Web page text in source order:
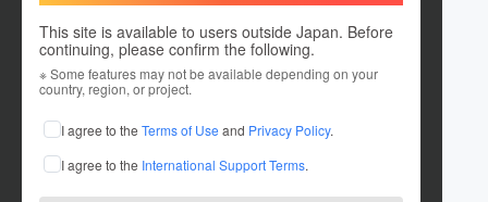
This site is available to users outside Japan. Before
continuing, please confirm the following.
※ Some features may not be available depending on your
country, region, or project.
I agree to the Terms of Use and Privacy Policy.
I agree to the International Support Terms.
俊カフェ店主 古川奈央
これまでに4回支援して2件のプロジェクトを投稿しています
在住国：日本 現在地：北海道